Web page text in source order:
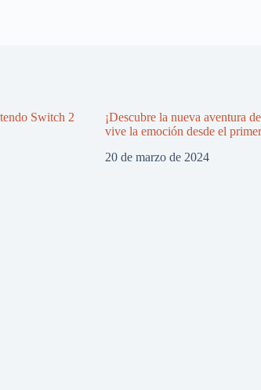
Switch 2
¡Descubre la nueva aventura
vive la emoción desde el
20 de marzo de 2024